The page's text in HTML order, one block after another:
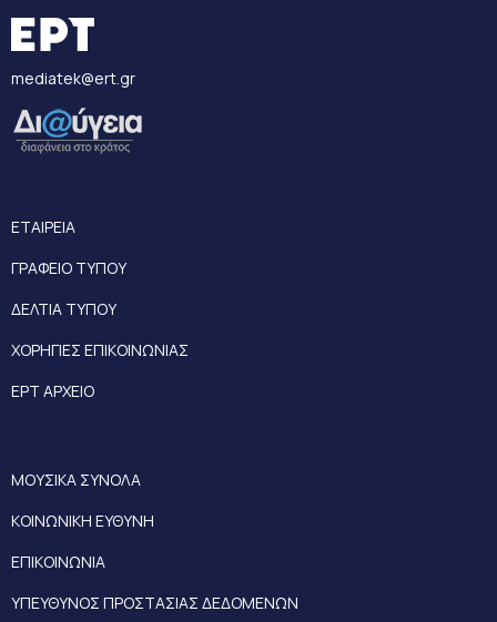
mediatek@ert.gr
ΕΤΑΙΡΕΙΑ
ΓΡΑΦΕΙΟ ΤΥΠΟΥ
ΔΕΛΤΙΑ ΤΥΠΟΥ
ΧΟΡΗΓΙΕΣ ΕΠΙΚΟΙΝΩΝΙΑΣ
ΕΡΤ ΑΡΧΕΙΟ
ΜΟΥΣΙΚΑ ΣΥΝΟΛΑ
ΚΟΙΝΩΝΙΚΗ ΕΥΘΥΝΗ
ΕΠΙΚΟΙΝΩΝΙΑ
ΥΠΕΥΘΥΝΟΣ ΠΡΟΣΤΑΣΙΑΣ ΔΕΔΟΜΕΝΩΝ